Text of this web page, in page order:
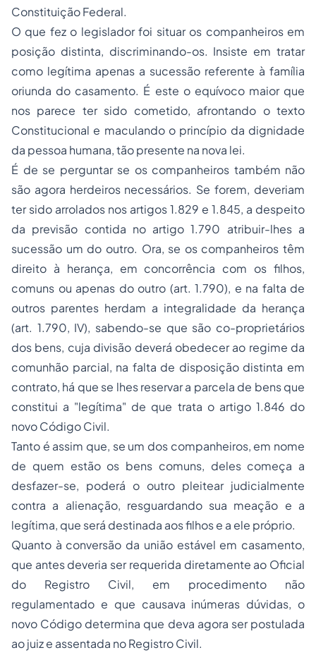
Constituição Federal.
O que fez o legislador foi situar os companheiros em
posição distinta, discriminando-os. Insiste em tratar
como legítima apenas a sucessão referente à família
oriunda do casamento. É este o equívoco maior que
nos parece ter sido cometido, afrontando o texto
Constitucional e maculando o princípio da dignidade
da pessoa humana, tão presente na nova lei.
É de se perguntar se os companheiros também não
são agora herdeiros necessários. Se forem, deveriam
ter sido arrolados nos artigos 1.829 e 1.845, a despeito
da previsão contida no artigo 1.790 atribuir-lhes a
sucessão um do outro. Ora, se os companheiros têm
direito à herança, em concorrência com os filhos,
comuns ou apenas do outro (art. 1.790), e na falta de
outros parentes herdam a integralidade da herança
(art. 1.790, IV), sabendo-se que são co-proprietários
dos bens, cuja divisão deverá obedecer ao regime da
comunhão parcial, na falta de disposição distinta em
contrato, há que se lhes reservar a parcela de bens que
constitui a "legítima" de que trata o artigo 1.846 do
novo Código Civil.
Tanto é assim que, se um dos companheiros, em nome
de quem estão os bens comuns, deles começa a
desfazer-se, poderá o outro pleitear judicialmente
contra a alienação, resguardando sua meação e a
legítima, que será destinada aos filhos e a ele próprio.
Quanto à conversão da união estável em casamento,
que antes deveria ser requerida diretamente ao Oficial
do Registro Civil, em procedimento não
regulamentado e que causava inúmeras dúvidas, o
novo Código determina que deva agora ser postulada
ao juiz e assentada no Registro Civil.